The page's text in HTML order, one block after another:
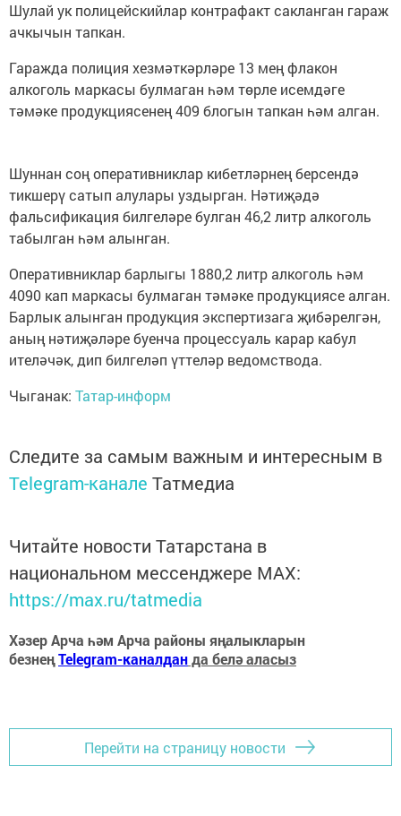
Шулай ук полицейскийлар контрафакт сакланган гараж
ачкычын тапкан.
Гаражда полиция хезмәткәрләре 13 мең флакон
алкоголь маркасы булмаган һәм төрле исемдәге
тәмәке продукциясенең 409 блогын тапкан һәм алган.
Шуннан соң оперативниклар кибетләрнең берсендә
тикшерү сатып алулары уздырган. Нәтиҗәдә
фальсификация билгеләре булган 46,2 литр алкоголь
табылган һәм алынган.
Оперативниклар барлыгы 1880,2 литр алкоголь һәм
4090 кап маркасы булмаган тәмәке продукциясе алган.
Барлык алынган продукция экспертизага җибәрелгән,
аның нәтиҗәләре буенча процессуаль карар кабул
ителәчәк, дип билгеләп үттеләр ведомствода.
Чыганак: Татар-информ
Следите за самым важным и интересным в
Telegram-канале Татмедиа
Читайте новости Татарстана в
национальном мессенджере MАХ:
https://max.ru/tatmedia
Хәзер Арча һәм Арча районы яңалыкларын
безнеңTelegram-каналданда белә аласыз
Перейти на страницу новости